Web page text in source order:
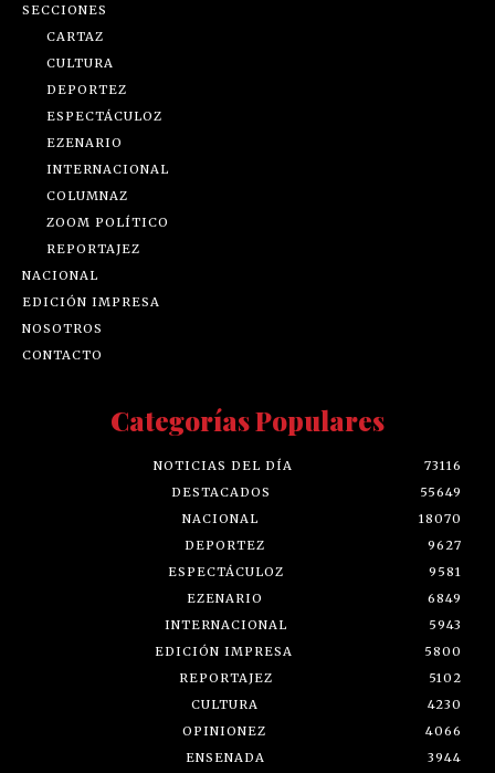
SECCIONES
CARTAZ
CULTURA
DEPORTEZ
ESPECTÁCULOZ
EZENARIO
INTERNACIONAL
COLUMNAZ
ZOOM POLÍTICO
REPORTAJEZ
NACIONAL
EDICIÓN IMPRESA
NOSOTROS
CONTACTO
Categorías Populares
NOTICIAS DEL DÍA
73116
DESTACADOS
55649
NACIONAL
18070
DEPORTEZ
9627
ESPECTÁCULOZ
9581
EZENARIO
6849
INTERNACIONAL
5943
EDICIÓN IMPRESA
5800
REPORTAJEZ
5102
CULTURA
4230
OPINIONEZ
4066
ENSENADA
3944